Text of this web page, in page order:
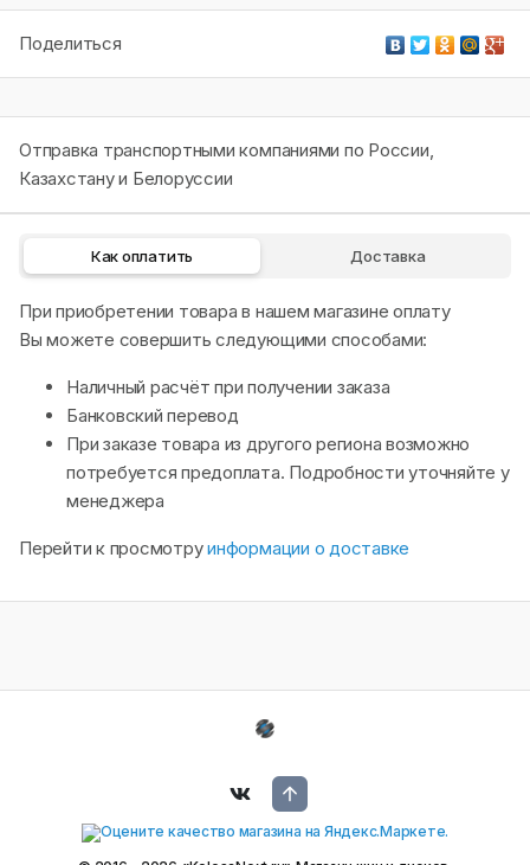
Поделиться
Отправка транспортными компаниями по России,
Казахстану и Белоруссии
Как оплатить Доставка
При приобретении товара в нашем магазине оплату
Вы можете совершить следующими способами:
Наличный расчёт при получении заказа
Банковский перевод
При заказе товара из другого региона возможно
потребуется предоплата. Подробности уточняйте у
менеджера
Перейти к просмотруинформации о доставке